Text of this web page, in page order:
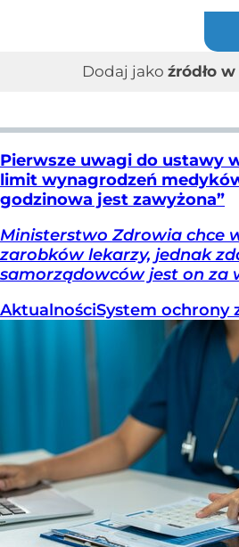
Dodaj jako źródło
Pierwsze uwagi do ustawy
limit wynagrodzeń
godzinowa jest zawyżona”
Ministerstwo Zdrowia chce
zarobków lekarzy, jednak
samorządowców jest on za
AktualnościSystem ochrony